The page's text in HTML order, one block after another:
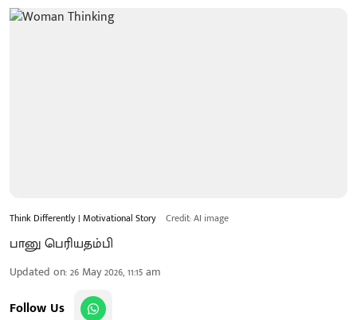
Think Differently | Motivational Story Credit: AI image
பானு பெரியதம்பி
Updated on:26 May 2026, 11:15 am
Follow Us